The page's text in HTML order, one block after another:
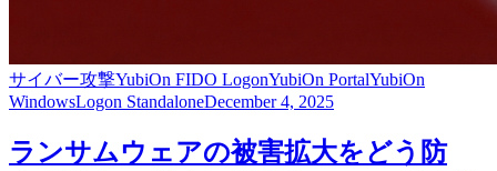
サイバー攻撃YubiOn FIDO LogonYubiOn PortalYubiOn
WindowsLogon StandaloneDecember 4, 2025
ランサムウェアの被害拡大をどう防